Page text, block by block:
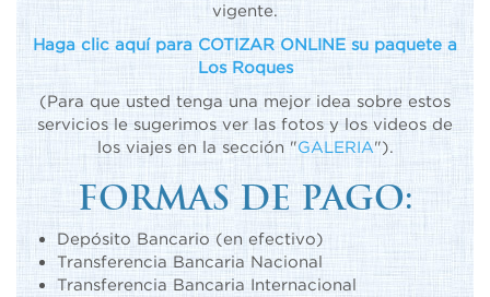
vigente.
Haga clic aquí para COTIZAR ONLINE su paquete a
Los Roques
(Para que usted tenga una mejor idea sobre estos
servicios le sugerimos ver las fotos y los videos de
los viajes en la sección "GALERIA").
FORMAS DE PAGO:
Depósito Bancario (en efectivo)
Transferencia Bancaria Nacional
Transferencia Bancaria Internacional